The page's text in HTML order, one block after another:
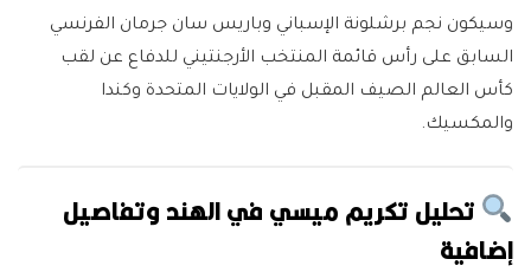
وسيكون نجم برشلونة الإسباني وباريس سان جرمان الفرنسي
السابق على رأس قائمة المنتخب الأرجنتيني للدفاع عن لقب
كأس العالم الصيف المقبل في الولايات المتحدة وكندا
والمكسيك.
تحليل تكريم ميسي في الهند وتفاصيل
إضافية